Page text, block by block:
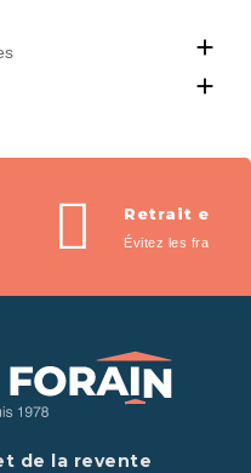


Retrait en
Évitez les frais de
de la revente